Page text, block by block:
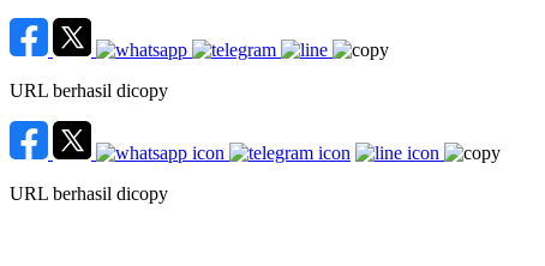
URL berhasil dicopy
URL berhasil dicopy